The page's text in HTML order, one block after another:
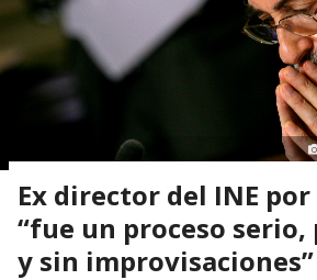
Ex director del INE por
“fue un proceso
y sin improvisaciones”